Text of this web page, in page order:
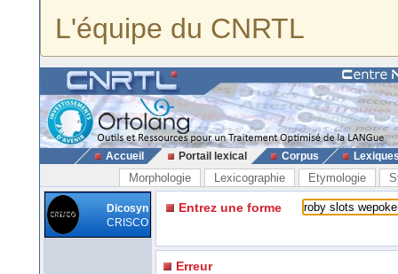
L'équipe du CNRTL
Accueil Portail lexical Corpus
Morphologie Lexicographie Etymologie
Dicosyn
CRISCO
Entrez une forme
Erreur